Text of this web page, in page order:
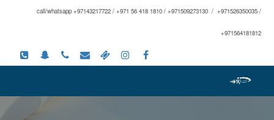
call/whatsapp +97143217722 / +971 56 418 1810 / +971509273130 / +971526350035 /
+971564181812